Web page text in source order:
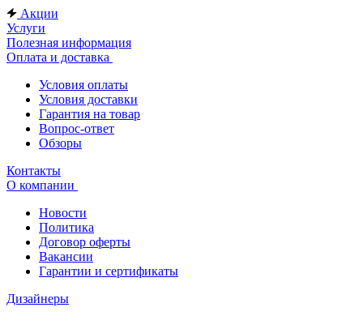
Акции
Услуги
Полезная информация
Оплата и доставка
Условия оплаты
Условия доставки
Гарантия на товар
Вопрос-ответ
Обзоры
Контакты
О компании
Новости
Политика
Договор оферты
Вакансии
Гарантии и сертификаты
Дизайнеры